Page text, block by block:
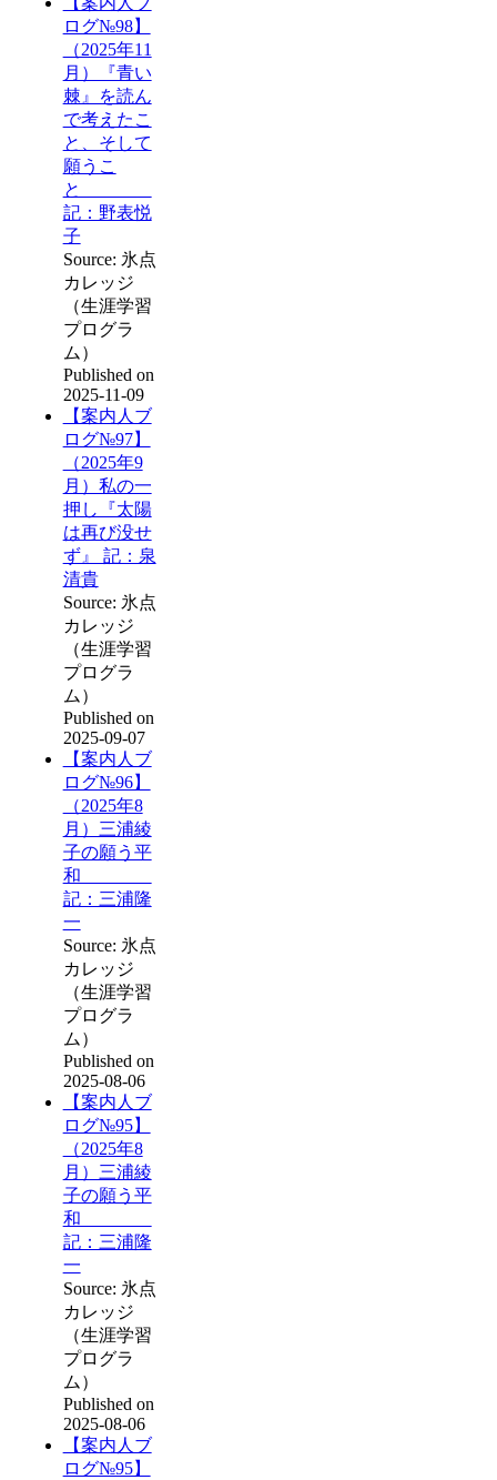
ログ№98】
（2025年11
月）『青い
棘』を読ん
で考えたこ
と、そして
願うこ
と
記：野表悦
子
Source: 氷点
カレッジ
（生涯学習
プログラ
ム）
Published on
2025-11-09
【案内人ブ
ログ№97】
（2025年9
月）私の一
押し『太陽
は再び没せ
ず』 記：泉
清貴
Source: 氷点
カレッジ
（生涯学習
プログラ
ム）
Published on
2025-09-07
【案内人ブ
ログ№96】
（2025年8
月）三浦綾
子の願う平
和
記：三浦隆
一
Source: 氷点
カレッジ
（生涯学習
プログラ
ム）
Published on
2025-08-06
【案内人ブ
ログ№95】
（2025年8
月）三浦綾
子の願う平
和
記：三浦隆
一
Source: 氷点
カレッジ
（生涯学習
プログラ
ム）
Published on
2025-08-06
【案内人ブ
ログ№95】